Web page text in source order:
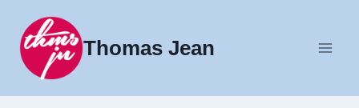
indhold
Thomas Jean